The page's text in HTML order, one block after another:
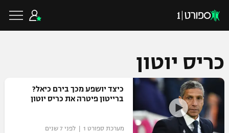
כדורגל ישראלי
ליגת העל
כדורגל עולמי
כריס יוטון
כיצד יושפע מכך בירם כיאל?
ברייטון פיטרה את כריס יוטון
מערכת ספורט 1 | לפני 7 שנים